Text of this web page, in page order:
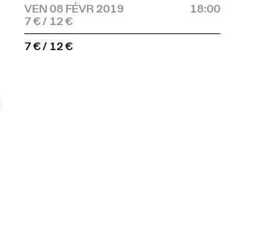
VEN 08 FÉVR 2019 18:00
7 € / 12 €